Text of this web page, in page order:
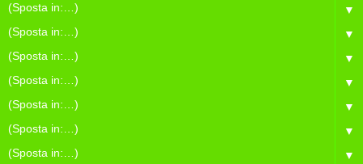
▼
▼
▼
▼
▼
▼
▼